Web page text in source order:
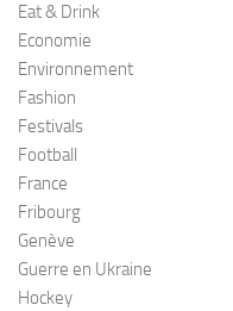
Eat & Drink
Economie
Environnement
Fashion
Festivals
Football
France
Fribourg
Genève
Guerre en Ukraine
Hockey